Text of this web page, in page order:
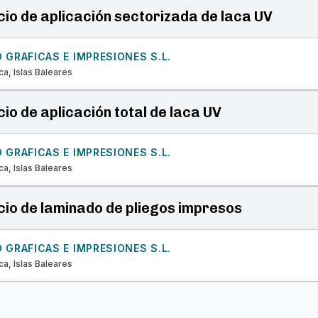
de aplicación sectorizada de laca UV
GRAFICAS E IMPRESIONES S.L.
Islas Baleares
de aplicación total de laca UV
GRAFICAS E IMPRESIONES S.L.
Islas Baleares
de laminado de pliegos impresos
GRAFICAS E IMPRESIONES S.L.
Islas Baleares